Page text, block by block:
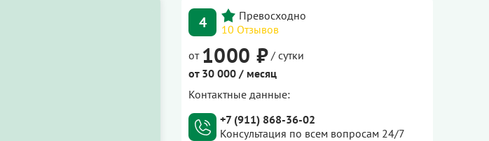
4
10 Отзывов
от 1000 ₽/ сутки
от 30 000 / месяц
Контактные данные:
+7 (911) 868-36-02
Консультация по всем вопросам 24/7